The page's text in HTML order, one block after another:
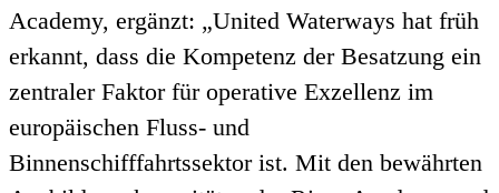
Academy, ergänzt: „United Waterways hat früh
erkannt, dass die Kompetenz der Besatzung ein
zentraler Faktor für operative Exzellenz im
europäischen Fluss- und
Binnenschifffahrtssektor ist. Mit den bewährten